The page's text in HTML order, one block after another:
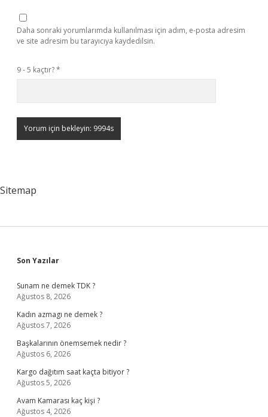
Daha sonraki yorumlarımda kullanılması için adım, e-posta adresim
ve site adresim bu tarayıcıya kaydedilsin.
9 - 5 kaçtır?*
Sitemap
Sidebar
Son Yazılar
Sunam ne demek TDK ?
Ağustos 8, 2026
Kadın azmagı ne demek ?
Ağustos 7, 2026
Başkalarının önemsemek nedir ?
Ağustos 6, 2026
Kargo dağıtım saat kaçta bitiyor ?
Ağustos 5, 2026
Avam Kamarası kaç kişi ?
Ağustos 4, 2026